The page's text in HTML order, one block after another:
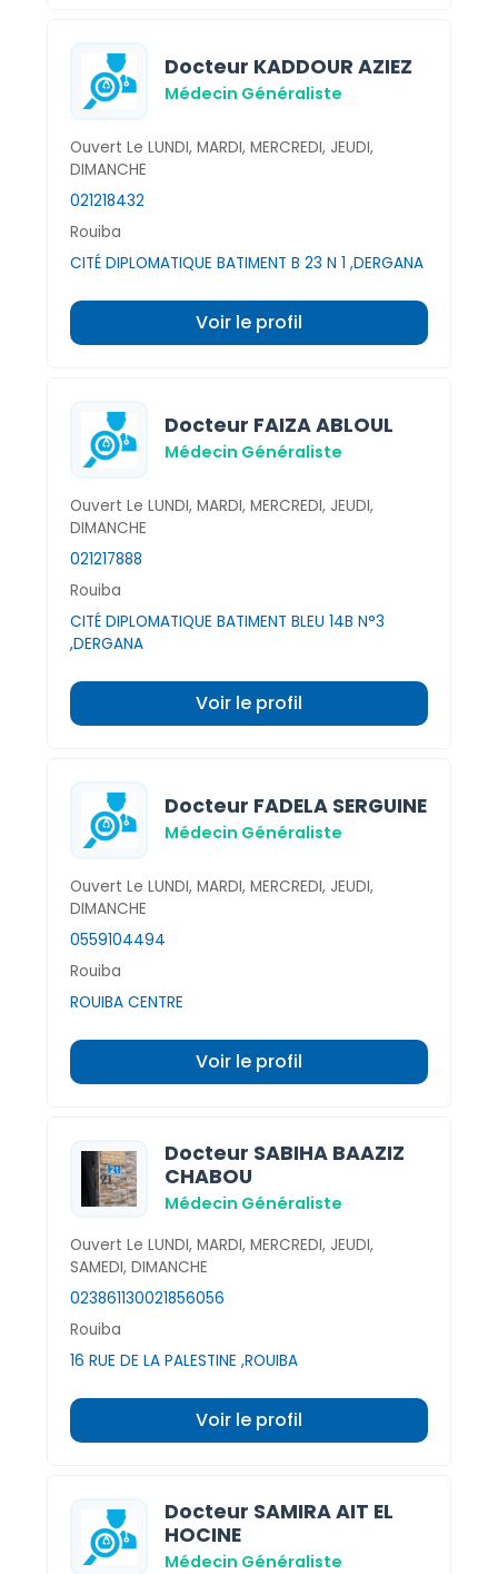
Docteur KADDOUR AZIEZ
Médecin Généraliste
Ouvert Le LUNDI, MARDI, MERCREDI, JEUDI,
DIMANCHE
021218432
Rouiba
CITÉ DIPLOMATIQUE BATIMENT B 23 N 1 ,DERGANA
Voir le profil
Docteur FAIZA ABLOUL
Médecin Généraliste
Ouvert Le LUNDI, MARDI, MERCREDI, JEUDI,
DIMANCHE
021217888
Rouiba
CITÉ DIPLOMATIQUE BATIMENT BLEU 14B N°3
,DERGANA
Voir le profil
Docteur FADELA SERGUINE
Médecin Généraliste
Ouvert Le LUNDI, MARDI, MERCREDI, JEUDI,
DIMANCHE
0559104494
Rouiba
ROUIBA CENTRE
Voir le profil
Docteur SABIHA BAAZIZ
CHABOU
Médecin Généraliste
Ouvert Le LUNDI, MARDI, MERCREDI, JEUDI,
SAMEDI, DIMANCHE
023861130021856056
Rouiba
16 RUE DE LA PALESTINE ,ROUIBA
Voir le profil
Docteur SAMIRA AIT EL
HOCINE
Médecin Généraliste